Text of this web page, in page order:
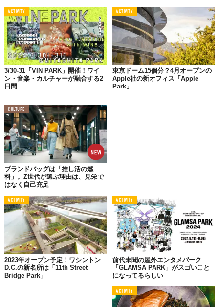
Top image: ©株式会社ベイクルーズ
TABI LABO
ACTIVITY
3/30-31「VIN PARK」開催！ワイ
ン・音楽・カルチャーが融合する2
日間
ACTIVITY
東京ドーム15個分？4月オープンの
Apple社の新オフィス「Apple
Park」
CULTURE
ブランドバッグは「推し活の燃
料」。Z世代が選ぶ理由は、見栄で
はなく自己充足
ACTIVITY
2023年オープン予定！ワシントン
D.C.の新名所は「11th Street
Bridge Park」
ACTIVITY
前代未聞の屋外エンタメパーク
「GLAMSA PARK」がスゴいこと
になってるらしい
ACTIVITY